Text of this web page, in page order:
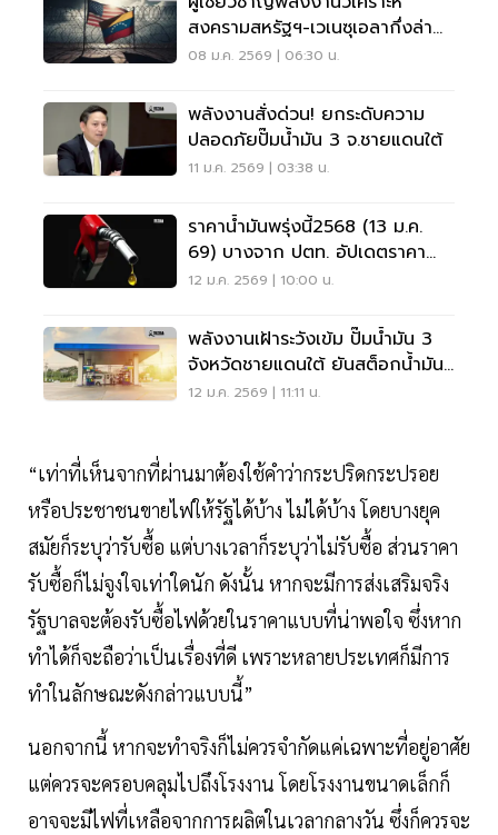
สงครามสหรัฐฯ-เวเนซุเอลากึ่งล่า
อาณานิคม
08 ม.ค. 2569 | 06:30 น.
พลังงานสั่งด่วน! ยกระดับความ
ปลอดภัยปั๊มน้ำมัน 3 จ.ชายแดนใต้
11 ม.ค. 2569 | 03:38 น.
ราคาน้ำมันพรุ่งนี้2568 (13 ม.ค.
69) บางจาก ปตท. อัปเดตราคา
ล่าสุด
12 ม.ค. 2569 | 10:00 น.
พลังงานเฝ้าระวังเข้ม ปั๊มน้ำมัน 3
จังหวัดชายแดนใต้ ยันสต็อกน้ำมันมี
เพียงพอ
12 ม.ค. 2569 | 11:11 น.
“เท่าที่เห็นจากที่ผ่านมาต้องใช้คำว่ากระปริดกระปรอย
หรือประชาชนขายไฟให้รัฐได้บ้าง ไม่ได้บ้าง โดยบางยุค
สมัยก็ระบุว่ารับซื้อ แต่บางเวลาก็ระบุว่าไม่รับซื้อ ส่วนราคา
รับซื้อก็ไม่จูงใจเท่าใดนัก ดังนั้น หากจะมีการส่งเสริมจริง
รัฐบาลจะต้องรับซื้อไฟด้วยในราคาแบบที่น่าพอใจ ซึ่งหาก
ทำได้ก็จะถือว่าเป็นเรื่องที่ดี เพราะหลายประเทศก็มีการ
ทำในลักษณะดังกล่าวแบบนี้”
นอกจากนี้ หากจะทำจริงก็ไม่ควรจำกัดแค่เฉพาะที่อยู่อาศัย
แต่ควรจะครอบคลุมไปถึงโรงงาน โดยโรงงานขนาดเล็กก็
อาจจะมีไฟที่เหลือจากการผลิตในเวลากลางวัน ซึ่งก็ควรจะ